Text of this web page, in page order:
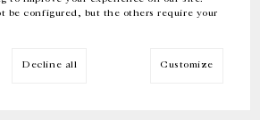
be configured, but the others require your
Decline all Customize